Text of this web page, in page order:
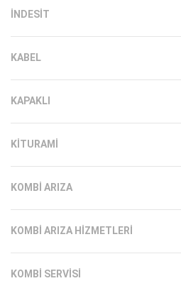
INDESIT
KABEL
KAPAKLI
KITURAMI
KOMBI ARIZA
KOMBI ARIZA HIZMETLERI
KOMBI SERVISI